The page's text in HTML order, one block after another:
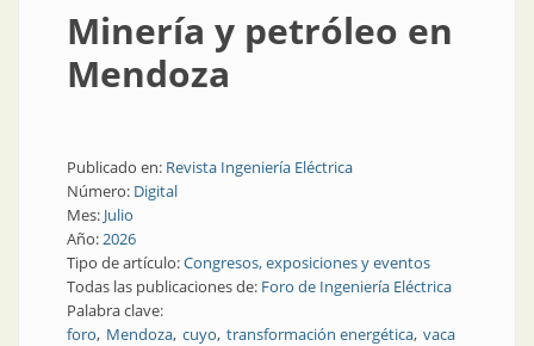
Minería y petróleo en
Mendoza
Publicado en: Revista Ingeniería Eléctrica
Número: Digital
Mes: Julio
Año:2026
Tipo de artículo:Congresos, exposiciones y eventos
Todas las publicaciones de: Foro de Ingeniería Eléctrica
Palabra clave:
foro Mendoza cuyo transformación energética vaca